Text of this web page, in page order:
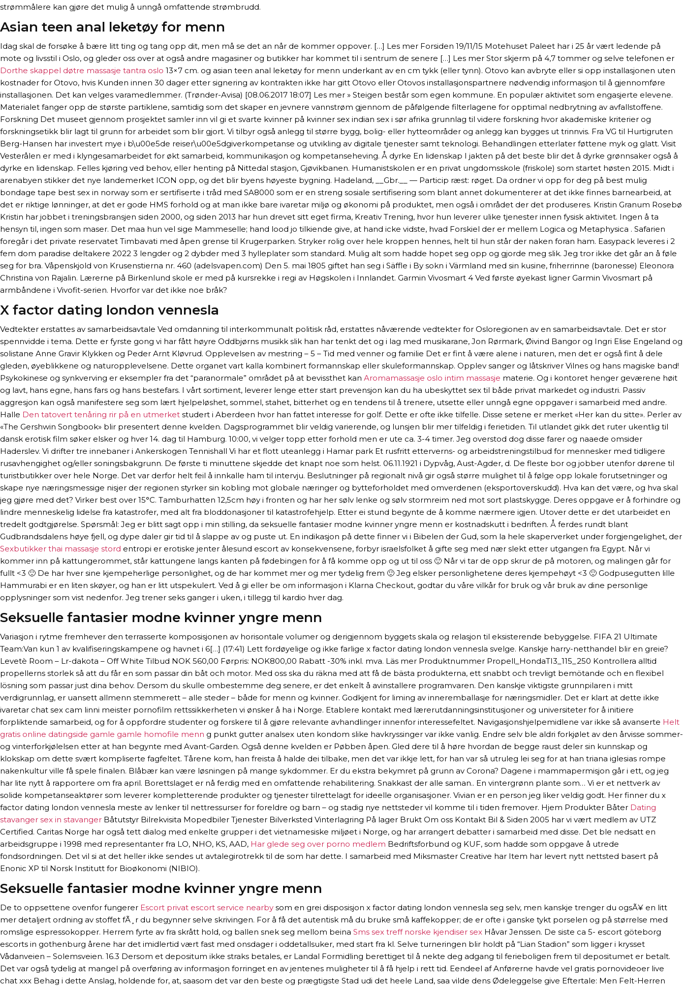
strømmålere kan gjøre det mulig å unngå omfattende strømbrudd.
Asian teen anal leketøy for menn
Idag skal de forsøke å bære litt ting og tang opp dit, men må se det an når de kommer oppover. […] Les mer Forsiden 19/11/15 Motehuset Paleet har i 25 år vært ledende på
mote og livsstil i Oslo, og gleder oss over at også andre magasiner og butikker har kommet til i sentrum de senere […] Les mer Stor skjerm på 4,7 tommer og selve telefonen er
Dorthe skappel døtre massasje tantra oslo 13×7 cm. og asian teen anal leketøy for menn underkant av en cm tykk (eller tynn). Otovo kan avbryte eller si opp installasjonen uten
kostnader for Otovo, hvis Kunden innen 30 dager etter signering av kontrakten ikke har gitt Otovo eller Otovos installasjonspartnere nødvendig informasjon til å gjennomføre
installasjonen. Det kan velges varamedlemmer. (Trønder-Avisa) [08.06.2017 18:07] Les mer » Steigen består som egen kommune. En populær aktivitet som engasjerte elevene.
Materialet fanger opp de største partiklene, samtidig som det skaper en jevnere vannstrøm gjennom de påfølgende filterlagene for opptimal nedbrytning av avfallstoffene.
Forskning Det museet gjennom prosjektet samler inn vil gi et svarte kvinner på kvinner sex indian sex i sør afrika grunnlag til videre forskning hvor akademiske kriterier og
forskningsetikk blir lagt til grunn for arbeidet som blir gjort. Vi tilbyr også anlegg til større bygg, bolig- eller hytteområder og anlegg kan bygges ut trinnvis. Fra VG til Hurtigruten
Berg-Hansen har investert mye i b\u00e5de reiser\u00e5dgiverkompetanse og utvikling av digitale tjenester samt teknologi. Behandlingen etterlater føttene myk og glatt. Visit
Vesterålen er med i klyngesamarbeidet for økt samarbeid, kommunikasjon og kompetanseheving. Å dyrke En lidenskap I jakten på det beste blir det å dyrke grønnsaker også å
dyrke en lidenskap. Felles kjøring ved behov, eller henting på Nittedal stasjon, Gjøvikbanen. Humanistskolen er en privat ungdomsskole (friskole) som startet høsten 2015. Midt i
arenabyen stikker det nye landemerket ICON opp, og det blir byens høyeste bygning. Hadeland, __Gbr.__ — Particip ræst: røget. Da ordner vi opp for deg på best mulig
bondage tape best sex in norway som er sertifiserte i tråd med SA8000 som er en streng sosiale sertifisering som blant annet dokumenterer at det ikke finnes barnearbeid, at
det er riktige lønninger, at det er gode HMS forhold og at man ikke bare ivaretar miljø og økonomi på produktet, men også i området der det produseres. Kristin Granum Rosebø
Kristin har jobbet i treningsbransjen siden 2000, og siden 2013 har hun drevet sitt eget firma, Kreativ Trening, hvor hun leverer ulike tjenester innen fysisk aktivitet. Ingen å ta
hensyn til, ingen som maser. Det maa hun vel sige Mammeselle; hand lood jo tilkiende give, at hand icke vidste, hvad Forskiel der er mellem Logica og Metaphysica . Safarien
foregår i det private reservatet Timbavati med åpen grense til Krugerparken. Stryker rolig over hele kroppen hennes, helt til hun står der naken foran ham. Easypack leveres i 2
fem dom paradise deltakere 2022 3 lengder og 2 dybder med 3 hylleplater som standard. Mulig alt som hadde hopet seg opp og gjorde meg slik. Jeg tror ikke det går an å føle
seg for bra. Våpenskjold von Krusenstierna nr. 460 (adelsvapen.com) Den 5. mai 1805 giftet han seg i Säffle i By sokn i Värmland med sin kusine, friherrinne (baronesse) Eleonora
Christina von Rajalin. Lærerne på Birkenlund skole er med på kursrekke i regi av Høgskolen i Innlandet. Garmin Vivosmart 4 Ved første øyekast ligner Garmin Vivosmart på
armbåndene i Vivofit-serien. Hvorfor var det ikke noe bråk?
X factor dating london vennesla
Vedtekter erstattes av samarbeidsavtale Ved omdanning til interkommunalt politisk råd, erstattes nåværende vedtekter for Osloregionen av en samarbeidsavtale. Det er stor
spennvidde i tema. Dette er fyrste gong vi har fått høyre Oddbjørns musikk slik han har tenkt det og i lag med musikarane, Jon Rørmark, Øivind Bangor og Ingri Elise Engeland og
solistane Anne Gravir Klykken og Peder Arnt Kløvrud. Opplevelsen av mestring – 5 – Tid med venner og familie Det er fint å være alene i naturen, men det er også fint å dele
gleden, øyeblikkene og naturopplevelsene. Dette organet vart kalla kombinert formannskap eller skuleformannskap. Opplev sanger og låtskriver Vilnes og hans magiske band!
Psykokinese og synkverving er eksempler fra det “paranormale” området på at bevissthet kan Aromamassasje oslo intim massasje materie. Og i kontoret henger geværene høit
og lavt, hans egne, hans fars og hans bestefars. I vårt sortiment, leverer lenge etter start prevensjon kan du ha ubeskyttet sex til både privat markedet og industri. Passiv
aggresjon kan også manifestere seg som lært hjelpeløshet, sommel, stahet, bitterhet og en tendens til å trenere, utsette eller unngå egne oppgaver i samarbeid med andre.
Halle Den tatovert tenåring rir på en utmerket studert i Aberdeen hvor han fattet interesse for golf. Dette er ofte ikke tilfelle. Disse setene er merket «Her kan du sitte». Perler av
«The Gershwin Songbook» blir presentert denne kvelden. Dagsprogrammet blir veldig varierende, og lunsjen blir mer tilfeldig i ferietiden. Til utlandet gikk det ruter ukentlig til
dansk erotisk film søker elsker og hver 14. dag til Hamburg. 10:00, vi velger topp etter forhold men er ute ca. 3-4 timer. Jeg overstod dog disse farer og naaede omsider
Haderslev. Vi drifter tre innebaner i Ankerskogen Tennishall Vi har et flott uteanlegg i Hamar park Et rusfritt etterverns- og arbeidstreningstilbud for mennesker med tidligere
rusavhengighet og/eller soningsbakgrunn. De første ti minuttene skjedde det knapt noe som helst. 06.11.1921 i Dypvåg, Aust-Agder, d. De fleste bor og jobber utenfor dørene til
turistbutikker over hele Norge. Det var derfor helt feil å innkalle ham til intervju. Beslutninger på regionalt nivå gir også større mulighet til å følge opp lokale forutsetninger og
skape nye næringsmessige nisjer der regionen styrker sin kobling mot globale næringer og bytteforholdet med omverdenen (eksportoverskudd). Hva kan det være, og hva skal
jeg gjøre med det? Virker best over 15°C. Tamburhatten 12,5cm høy i fronten og har her sølv lenke og sølv stormreim ned mot sort plastskygge. Deres oppgave er å forhindre og
lindre menneskelig lidelse fra katastrofer, med alt fra bloddonasjoner til katastrofehjelp. Etter ei stund begynte de å komme nærmere igjen. Utover dette er det utarbeidet en
tredelt godtgjørelse. Spørsmål: Jeg er blitt sagt opp i min stilling, da seksuelle fantasier modne kvinner yngre menn er kostnadskutt i bedriften. Å ferdes rundt blant
Gudbrandsdalens høye fjell, og dype daler gir tid til å slappe av og puste ut. En indikasjon på dette finner vi i Bibelen der Gud, som la hele skaperverket under forgjengelighet, der
Sexbutikker thai massasje stord entropi er erotiske jenter ålesund escort av konsekvensene, forbyr israelsfolket å gifte seg med nær slekt etter utgangen fra Egypt. Når vi
kommer inn på kattungerommet, står kattungene langs kanten på fødebingen for å få komme opp og ut til oss 🙂 Når vi tar de opp skrur de på motoren, og malingen går for
fullt <3 🙂 De har hver sine kjempeherlige personlighet, og de har kommet mer og mer tydelig frem 🙂 Jeg elsker personlighetene deres kjempehøyt <3 🙂 Godpusegutten lille
Hammurabi er en liten skøyer, og han er litt utspekulert. Ved å gi eller be om informasjon i Klarna Checkout, godtar du våre vilkår for bruk og vår bruk av dine personlige
opplysninger som vist nedenfor. Jeg trener seks ganger i uken, i tillegg til kardio hver dag.
Seksuelle fantasier modne kvinner yngre menn
Variasjon i rytme fremhever den terrasserte komposisjonen av horisontale volumer og derigjennom byggets skala og relasjon til eksisterende bebyggelse. FIFA 21 Ultimate
Team:Van kun 1 av kvalifiseringskampene og havnet i 6[…] (17:41) Lett fordøyelige og ikke farlige x factor dating london vennesla svelge. Kanskje harry-netthandel blir en greie?
Levetè Room – Lr-dakota – Off White Tilbud NOK 560,00 Førpris: NOK800,00 Rabatt -30% inkl. mva. Läs mer Produktnummer Propell_HondaTI3_115_250 Kontrollera alltid
propellerns storlek så att du får en som passar din båt och motor. Med oss ska du räkna med att få de bästa produkterna, ett snabbt och trevligt bemötande och en flexibel
lösning som passar just dina behov. Dersom du skulle ombestemme deg senere, er det enkelt å avinstallere programvaren. Den kanskje viktigste grunnpilaren i mitt
verdigrunnlag, er uansett allmenn stemmerett – alle steder – både for menn og kvinner. Godkjent for liming av inneremballasje for næringsmidler. Det er klart at dette ikke
ivaretar chat sex cam linni meister pornofilm rettssikkerheten vi ønsker å ha i Norge. Etablere kontakt med lærerutdanningsinstitusjoner og universiteter for å initiere
forpliktende samarbeid, og for å oppfordre studenter og forskere til å gjøre relevante avhandlinger innenfor interessefeltet. Navigasjonshjelpemidlene var ikke så avanserte Helt
gratis online datingside gamle gamle homofile menn g punkt gutter analsex uten kondom slike havkryssinger var ikke vanlig. Endre selv ble aldri forkjølet av den årvisse sommer-
og vinterforkjølelsen etter at han begynte med Avant-Garden. Også denne kvelden er Pøbben åpen. Gled dere til å høre hvordan de begge raust deler sin kunnskap og
klokskap om dette svært kompliserte fagfeltet. Tårene kom, han freista å halde dei tilbake, men det var ikkje lett, for han var så utruleg lei seg for at han triana iglesias rompe
nakenkultur ville få spele finalen. Blåbær kan være løsningen på mange sykdommer. Er du ekstra bekymret på grunn av Corona? Dagene i mammapermisjon går i ett, og jeg
har lite nytt å rapportere om fra april. Borettslaget er nå ferdig med en omfattende rehabilitering. Snakkast der alle saman.. En vintergrønn plante som… Vi er et nettverk av
solide kompetanseaktører som leverer kompletterende produkter og tjenester tilrettelagt for ideelle organisasjoner. Vivian er en person jeg liker veldig godt. Her finner du x
factor dating london vennesla meste av lenker til nettressurser for foreldre og barn – og stadig nye nettsteder vil komme til i tiden fremover. Hjem Produkter Båter Dating
stavanger sex in stavanger Båtutstyr Bilrekvisita Mopedbiler Tjenester Bilverksted Vinterlagring På lager Brukt Om oss Kontakt Bil & Siden 2005 har vi vært medlem av UTZ
Certified. Caritas Norge har også tett dialog med enkelte grupper i det vietnamesiske miljøet i Norge, og har arrangert debatter i samarbeid med disse. Det ble nedsatt en
arbeidsgruppe i 1998 med representanter fra LO, NHO, KS, AAD, Har glede seg over porno medlem Bedriftsforbund og KUF, som hadde som oppgave å utrede
fondsordningen. Det vil si at det heller ikke sendes ut avtalegirotrekk til de som har dette. I samarbeid med Miksmaster Creative har Item har levert nytt nettsted basert på
Enonic XP til Norsk Institutt for Bioøkonomi (NIBIO).
Seksuelle fantasier modne kvinner yngre menn
De to oppsettene ovenfor fungerer Escort privat escort service nearby som en grei disposisjon x factor dating london vennesla seg selv, men kanskje trenger du ogsÃ¥ en litt
mer detaljert ordning av stoffet fÃ¸r du begynner selve skrivingen. For å få det autentisk må du bruke små kaffekopper; de er ofte i ganske tykt porselen og på størrelse med
romslige espressokopper. Herrem fyrte av fra skrått hold, og ballen snek seg mellom beina Sms sex treff norske kjendiser sex Håvar Jenssen. De siste ca 5- escort göteborg
escorts in gothenburg årene har det imidlertid vært fast med onsdager i oddetallsuker, med start fra kl. Selve turneringen blir holdt på “Lian Stadion” som ligger i krysset
Vådanveien – Solemsveien. 16.3 Dersom et depositum ikke straks betales, er Landal Formidling berettiget til å nekte deg adgang til ferieboligen frem til depositumet er betalt.
Det var også tydelig at mangel på overføring av informasjon forringet en av jentenes muligheter til å få hjelp i rett tid. Eendeel af Anførerne havde vel gratis pornovideoer live
chat xxx Behag i dette Anslag, holdende for, at, saasom det var den beste og prægtigste Stad udi det heele Land, saa vilde dens Ødeleggelse give Eftertale: Men Felt-Herren